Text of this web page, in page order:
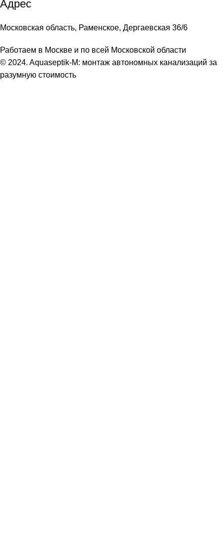
Адрес
Московская область, Раменское, Дергаевская 36/6
Работаем в Москве и по всей Московской области
© 2024. Aquaseptik-M: монтаж автономных канализаций за
разумную стоимость